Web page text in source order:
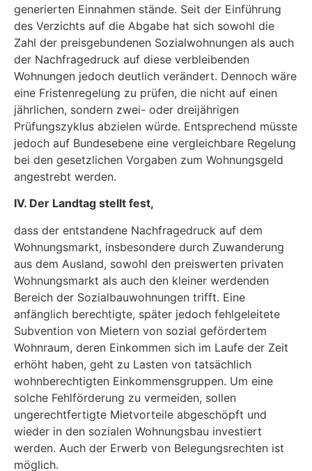
generierten Einnahmen stände. Seit der Einführung
des Verzichts auf die Abgabe hat sich sowohl die
Zahl der preisgebundenen Sozialwohnungen als auch
der Nachfragedruck auf diese verbleibenden
Wohnungen jedoch deutlich verändert. Dennoch wäre
eine Fristenregelung zu prüfen, die nicht auf einen
jährlichen, sondern zwei- oder dreijährigen
Prüfungszyklus abzielen würde. Entsprechend müsste
jedoch auf Bundesebene eine vergleichbare Regelung
bei den gesetzlichen Vorgaben zum Wohnungsgeld
angestrebt werden.
IV. Der Landtag stellt fest,
dass der entstandene Nachfragedruck auf dem
Wohnungsmarkt, insbesondere durch Zuwanderung
aus dem Ausland, sowohl den preiswerten privaten
Wohnungsmarkt als auch den kleiner werdenden
Bereich der Sozialbauwohnungen trifft. Eine
anfänglich berechtigte, später jedoch fehlgeleitete
Subvention von Mietern von sozial gefördertem
Wohnraum, deren Einkommen sich im Laufe der Zeit
erhöht haben, geht zu Lasten von tatsächlich
wohnberechtigten Einkommensgruppen. Um eine
solche Fehlförderung zu vermeiden, sollen
ungerechtfertigte Mietvorteile abgeschöpft und
wieder in den sozialen Wohnungsbau investiert
werden. Auch der Erwerb von Belegungsrechten ist
möglich.